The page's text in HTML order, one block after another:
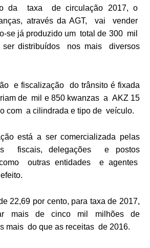
da taxa de circulação 2017, o
através da AGT, vai vender
se já produzido um total de 300 mil
ser distribuídos nos mais diversos
e fiscalização do trânsito é fixada
de mil e 850 kwanzas a AKZ 15
com a cilindrada e tipo de veículo.
está a ser comercializada pelas
fiscais, delegações e postos
outras entidades e agentes
22,69 por cento, para taxa de 2017,
mais de cinco mil milhões de
mais do que as receitas de 2016.